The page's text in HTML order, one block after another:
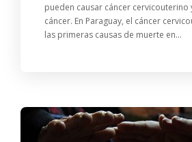
pueden causar cáncer
cáncer. En Paraguay, el cáncer
las primeras causas de muerte en...